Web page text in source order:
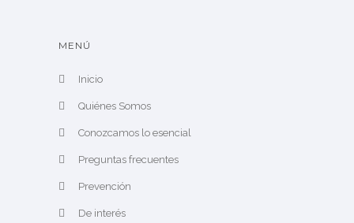
MENÚ
Inicio
Quiénes Somos
Conozcamos lo esencial
Preguntas frecuentes
Prevención
De interés